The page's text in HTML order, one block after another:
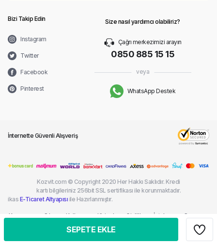
SEPETE EKLE
Bizi Takip Edin
Instagram
Twitter
Facebook
Pinterest
Size nasıl yardımcı olabiliriz?
Çağrı merkezimizi arayın
0850 885 15 15
veya
WhatsApp Destek
İnternette Güvenli Alışveriş
Kozvit.com © Copyright 2020 Her Hakkı Saklıdır. Kredi
kartı bilgileriniz 256bit SSL sertifikası ile korunmaktadır.
ikas E-Ticaret Altyapısı ile Hazırlanmıştır.
Kargom
Sık
Kullanım
Kişisel
Korunması
Gizlilik
İptal ve
Çerez
Politikası